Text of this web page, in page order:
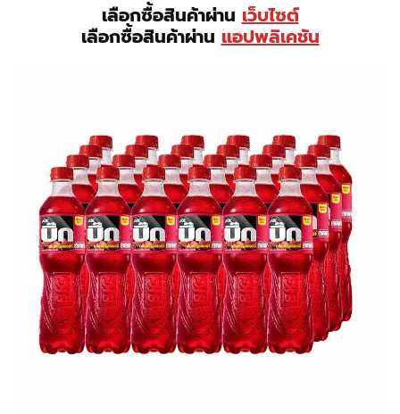
เลือกซื้อสินค้าผ่าน เว็บไซต์
เลือกซื้อสินค้าผ่าน แอปพลิเคชัน